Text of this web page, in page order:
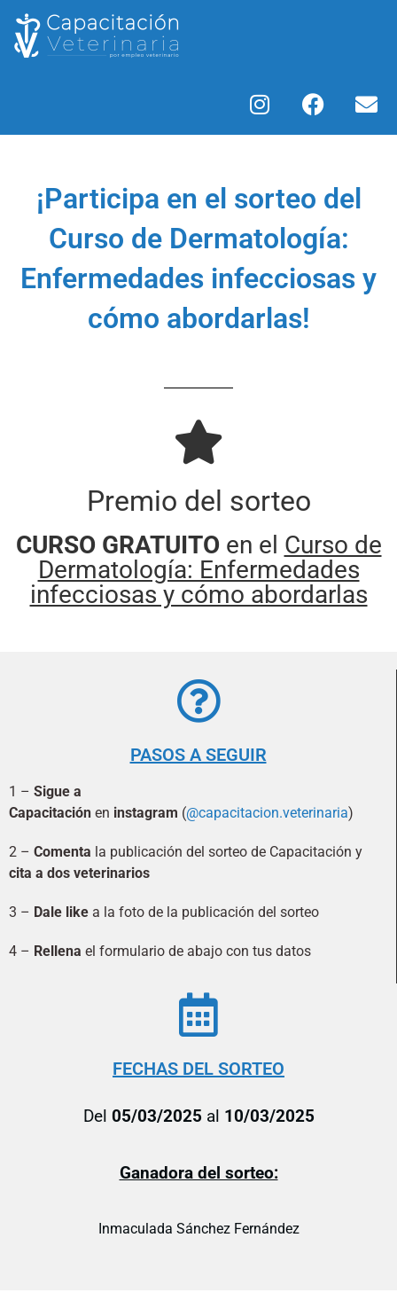
¡Participa en el sorteo del
Curso de Dermatología:
Enfermedades infecciosas y
cómo abordarlas!
Premio del sorteo
CURSO GRATUITOen el Curso de
Dermatología: Enfermedades
infecciosas y cómo abordarlas
PASOS A SEGUIR
1 – Sigue a
Capacitación en instagram (@capacitacion.veterinaria)
2 – Comenta la publicación del sorteo de Capacitación y
cita a dos veterinarios
3 – Dale like a la foto de la publicación del sorteo
4 – Rellena el formulario de abajo con tus datos
FECHAS DEL SORTEO
Del 05/03/2025 al 10/03/2025
Ganadora del sorteo:
Inmaculada Sánchez Fernández